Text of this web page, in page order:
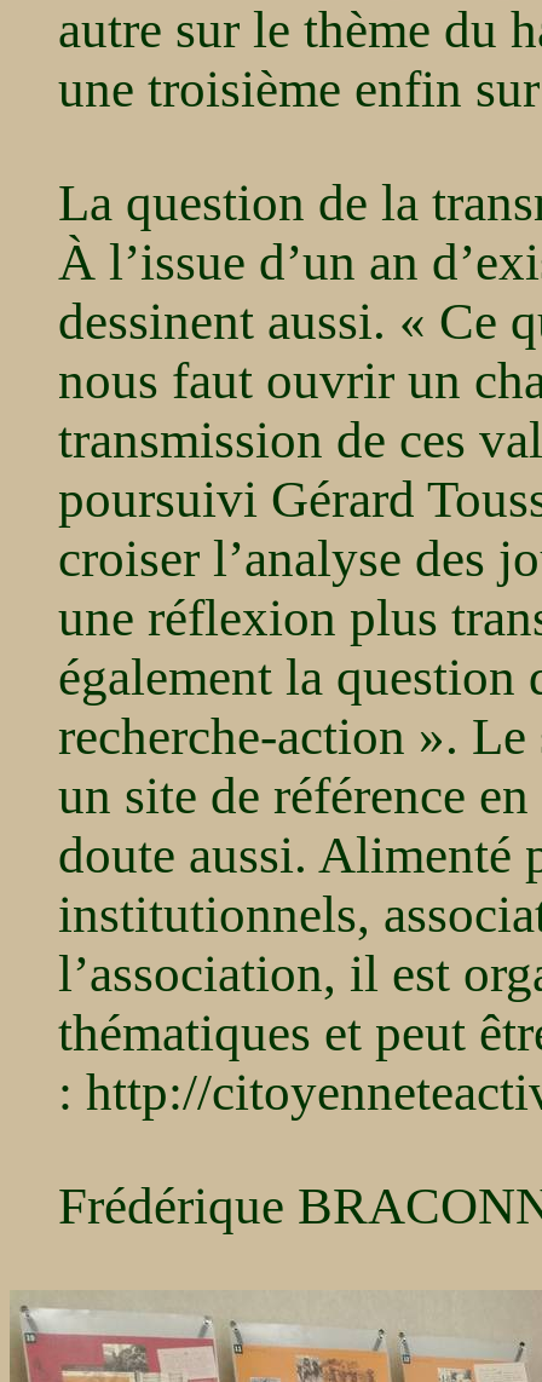
autre sur le thème du
une troisième enfin
La question de la
À l’issue d’un an
dessinent aussi. « Ce
nous faut ouvrir un
transmission de ces
poursuivi Gérard
croiser l’analyse des
une réflexion plus
également la question
recherche-action ».
un site de référence
doute aussi. Alimenté
institutionnels,
l’association, il est
thématiques et peut
: http://
Frédérique